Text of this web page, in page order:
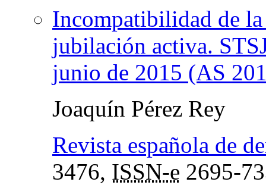
Incompatibilidad de
jubilación activa.
junio de 2015 (AS
Joaquín Pérez Rey
Revista española de
3476, ISSN-e 2695-